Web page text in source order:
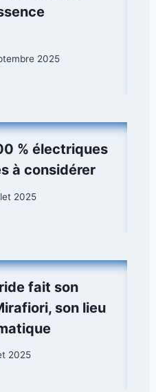
2025
% électriques
à considérer
2025
fait son
son lieu
2025